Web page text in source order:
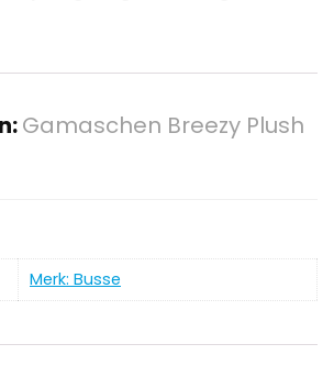
Gamaschen Breezy Plush
Merk: Busse